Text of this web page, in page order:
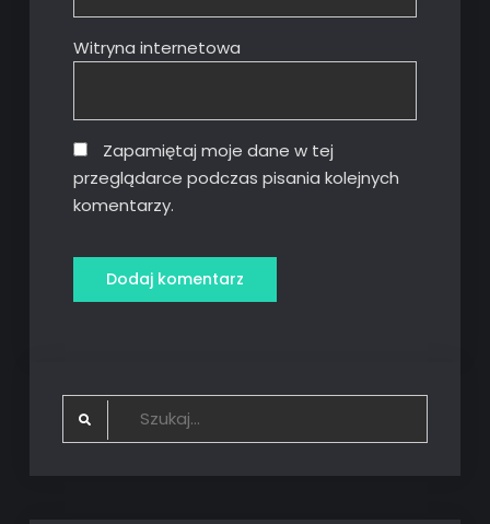
Witryna internetowa
Zapamiętaj moje dane w tej
przeglądarce podczas pisania kolejnych
komentarzy.
Search